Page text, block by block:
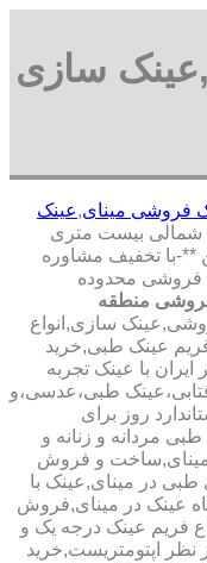
سازی
فروشی مینای,عینک
شاهین شمالی بیست متری
تلفن **-با تخفیف مشاوره
فروشی محدوده
منطقه
سازی,انواع
فریم عینک طبی,خرید
با عینک تجربه
طبی،عدسی،و
روز برای
مردانه و زنانه و
مینای,ساخت و فروش
طبی در مینای,عینک با
عینک در مینای,فروش
فریم عینک درجه یک و
نظر اپتومتریست,خرید